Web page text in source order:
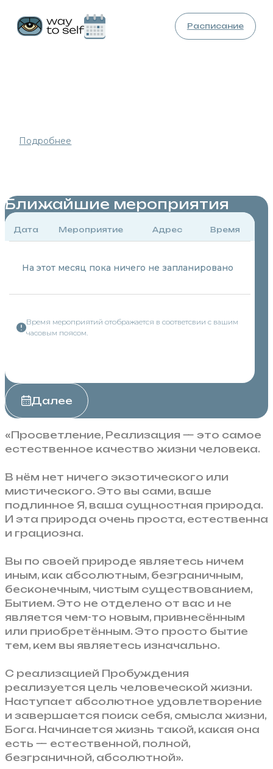
Расписание
Подробнее
Ближайшие мероприятия
Дата Мероприятие Адрес Время
На этот месяц пока ничего не запланировано
Время мероприятий отображается в соответсвии с вашим
часовым поясом.
Далее
«Просветление, Реализация — это самое
естественное качество жизни человека.
В нём нет ничего экзотического или
мистического. Это вы сами, ваше
подлинное Я, ваша сущностная природа.
И эта природа очень проста, естественна
и грациозна.
Вы по своей природе являетесь ничем
иным, как абсолютным, безграничным,
бесконечным, чистым существованием,
Бытием. Это не отделено от вас и не
является чем-то новым, привнесённым
или приобретённым. Это просто бытие
тем, кем вы являетесь изначально.
С реализацией Пробуждения
реализуется цель человеческой жизни.
Наступает абсолютное удовлетворение
и завершается поиск себя, смысла жизни,
Бога. Начинается жизнь такой, какая она
есть — естественной, полной,
безграничной, абсолютной».